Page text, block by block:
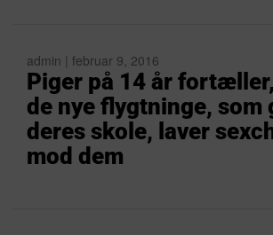
admin | februar 9, 2016
Piger på 14 år
de nye flygtninge, som
deres skole, laver
mod dem